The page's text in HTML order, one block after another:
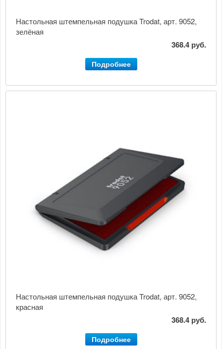
Настольная штемпельная подушка Trodat, арт. 9052,
зелёная
368.4 руб.
Подробнее
Настольная штемпельная подушка Trodat, арт. 9052,
красная
368.4 руб.
Подробнее